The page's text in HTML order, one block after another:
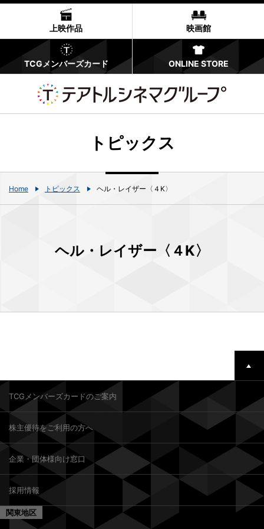
上映作品 映画館
TCGメンバーズカード ONLINE STORE
トピックス
Home トピックス ヘル・レイザー〈４K〉
ヘル・レイザー〈４K〉
TCGメンバーズカードのご案内
株主優待をご利用の方へ
企業・団体様向け窓口
採用情報
関東地区